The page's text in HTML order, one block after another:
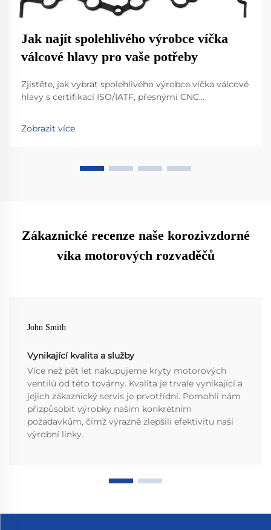
Jak najít spolehlivého výrobce víčka
válcové hlavy pro vaše potřeby
Zjistěte, jak vybrat spolehlivého výrobce víčka válcové
hlavy s certifikací ISO/IATF, přesnými CNC
nákladným vadám – získejte své vlastní řešení ještě
dnes.
Zobrazit více
Zákaznické recenze naše korozivzdorné
víka motorových rozvaděčů
John Smith
Vynikající kvalita a služby
Více než pět let nakupujeme kryty motorových
ventilů od této továrny. Kvalita je trvale vynikající a
jejich zákaznický servis je prvotřídní. Pomohli nám
přizpůsobit výrobky našim konkrétním
požadavkům, čímž výrazně zlepšili efektivitu naší
výrobní linky.